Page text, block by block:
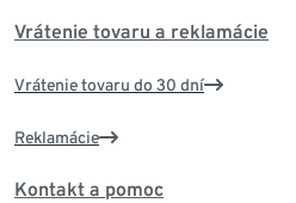
Vrátenie tovaru a reklamácie
Vrátenie tovaru do 30 dní
Reklamácie
Kontakt a pomoc